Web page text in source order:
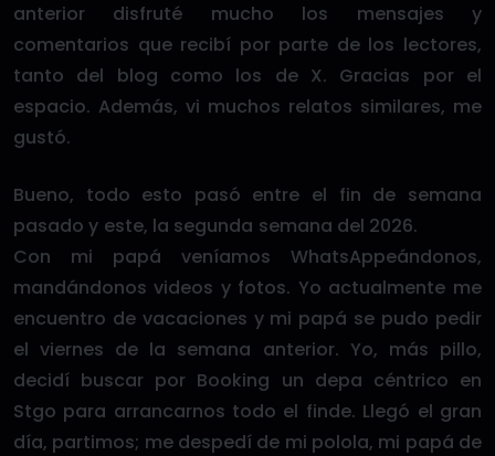
anterior disfruté mucho los mensajes y
comentarios que recibí por parte de los lectores,
tanto del blog como los de X. Gracias por el
espacio. Además, vi muchos relatos similares, me
gustó.
Bueno, todo esto pasó entre el fin de semana
pasado y este, la segunda semana del 2026.
Con mi papá veníamos WhatsAppeándonos,
mandándonos videos y fotos. Yo actualmente me
encuentro de vacaciones y mi papá se pudo pedir
el viernes de la semana anterior. Yo, más pillo,
decidí buscar por Booking un depa céntrico en
Stgo para arrancarnos todo el finde. Llegó el gran
día, partimos; me despedí de mi polola, mi papá de